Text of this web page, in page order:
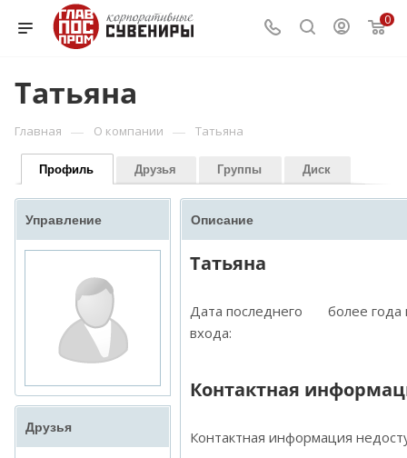
0
Татьяна
Главная — О компании — Татьяна
Профиль Друзья Группы Диск
Управление
Друзья
Описание
Татьяна
Дата последнего
входа:
более года
Контактная
Контактная информация